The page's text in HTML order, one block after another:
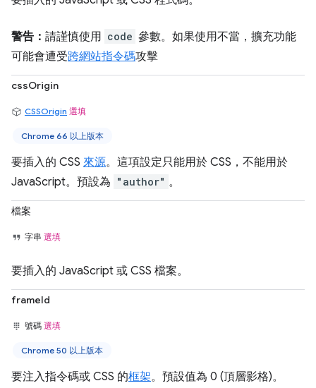
警告： 請謹慎使用 code 參數。如果使用不當，擴充功能
可能會遭受跨網站指令碼攻擊
cssOrigin
CSSOrigin 選填
Chrome 66 以上版本
要插入的 CSS 來源。這項設定只能用於 CSS，不能用於
JavaScript。預設為 "author" 。
檔案
字串 選填
要插入的 JavaScript 或 CSS 檔案。
frameId
號碼 選填
Chrome 50 以上版本
要注入指令碼或 CSS 的框架。預設值為 0 (頂層影格)。